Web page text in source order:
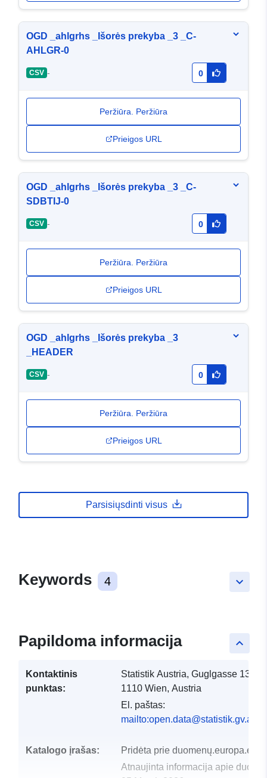
OGD _ahlgrhs _Išorės prekyba _3 _C-
AHLGR-0
CSV - 0
Peržiūra. Peržiūra
Prieigos URL
OGD _ahlgrhs _Išorės prekyba _3 _C-
SDBTIJ-0
CSV - 0
Peržiūra. Peržiūra
Prieigos URL
OGD _ahlgrhs _Išorės prekyba _3
_HEADER
CSV - 0
Peržiūra. Peržiūra
Prieigos URL
Parsisiųsdinti visus
keyboard_arrow_down
Keywords 4
keyboard_arrow_up
Papildoma informacija
Kontaktinis
punktas:
Statistik Austria, Guglgasse 13,
1110 Wien, Austria
El. paštas:
mailto:open.data@statistik.gv.at
Katalogo įrašas: Pridėta prie duomenų.europa.eu:
Atnaujinta informacija apie